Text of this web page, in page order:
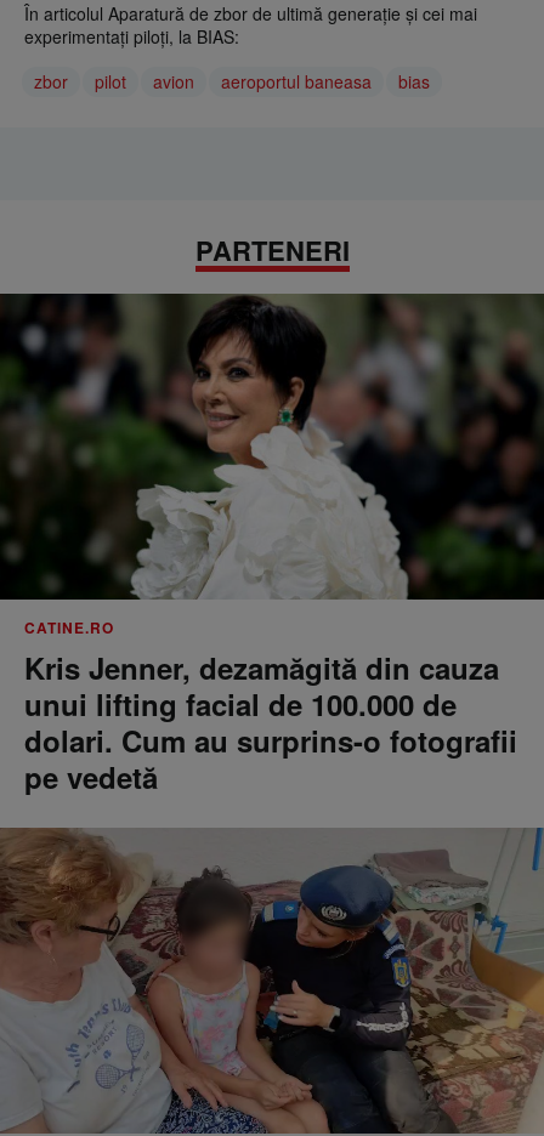
În articolul Aparatură de zbor de ultimă generație și cei mai
experimentați piloți, la BIAS:
zbor
pilot avion aeroportul baneasa bias
PARTENERI
CATINE.RO
Kris Jenner, dezamăgită din cauza
unui lifting facial de 100.000 de
dolari. Cum au surprins-o fotografii
pe vedetă